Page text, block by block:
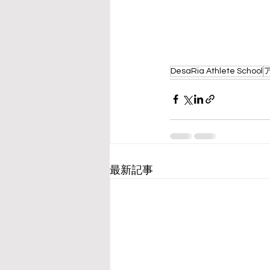
DesaRia Athlete School
最新記事